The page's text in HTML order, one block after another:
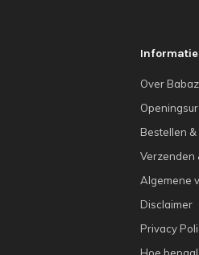
Informatie
Over
Bestellen
Verzenden
Algemene
Disclaimer
Privacy
Hoe